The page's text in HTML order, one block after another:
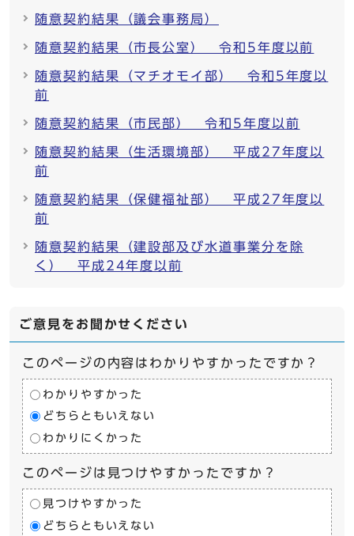
随意契約結果（議会事務局）
随意契約結果（市長公室） 令和5年度以前
随意契約結果（マチオモイ部） 令和5年度以
前
随意契約結果（市民部） 令和5年度以前
随意契約結果（生活環境部） 平成27年度以
前
随意契約結果（保健福祉部） 平成27年度以
前
随意契約結果（建設部及び水道事業分を除
く） 平成24年度以前
ご意見をお聞かせください
このページの内容はわかりやすかったですか？
わかりやすかった
どちらともいえない
わかりにくかった
このページは見つけやすかったですか？
見つけやすかった
どちらともいえない